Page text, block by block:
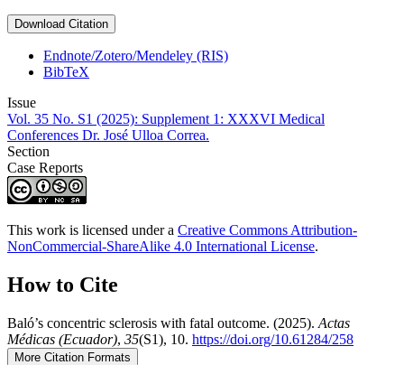
Download Citation
Endnote/Zotero/Mendeley (RIS)
BibTeX
Issue
Vol. 35 No. S1 (2025): Supplement 1: XXXVI Medical
Conferences Dr. José Ulloa Correa.
Section
Case Reports
This work is licensed under a Creative Commons Attribution-
NonCommercial-ShareAlike 4.0 International License.
How to Cite
Baló’s concentric sclerosis with fatal outcome. (2025). Actas
Médicas (Ecuador), 35(S1), 10. https://doi.org/10.61284/258
More Citation Formats